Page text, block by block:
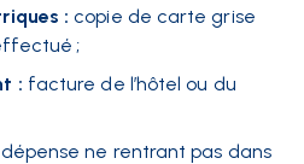
: copie de carte grise
;
: facture de l’hôtel ou du
ne rentrant pas dans